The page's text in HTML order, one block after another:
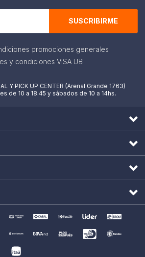
SUSCRIBIRME
promociones generales
y condiciones VISA UB
Y PICK UP CENTER (Arenal Grande 1763)
de 10 a 18.45 y sábados de 10 a 14hs.